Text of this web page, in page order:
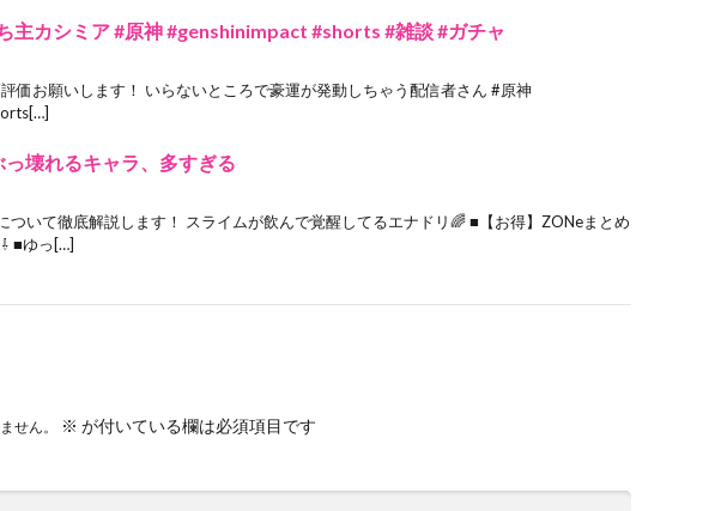
主カシミア #原神 #genshinimpact #shorts #雑談 #ガチャ
価お願いします！ いらないところで豪運が発動しちゃう配信者さん #原神
っ壊れるキャラ、多すぎる
ついて徹底解説します！ スライムが飲んで覚醒してるエナドリ🌈 ■【お得】ZONeまとめ
■ゆっ[…]
せん。 ※ が付いている欄は必須項目です